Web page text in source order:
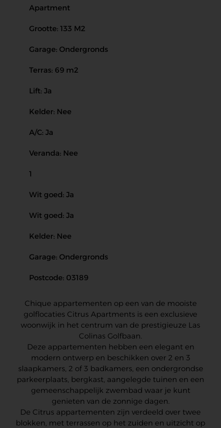
Apartment
Grootte: 133 M2
Garage: Ondergronds
Terras: 69 m2
Lift: Ja
Kelder: Nee
A/C: Ja
Veranda: Nee
1
Wit goed: Ja
Wit goed: Ja
Kelder: Nee
Garage: Ondergronds
Postcode: 03189
Chique appartementen op een van de mooiste
golflocaties Citrus Apartments is een exclusieve
woonwijk in het centrum van de prestigieuze Las
Colinas Golfbaan.
Deze appartementen hebben een elegant en
modern ontwerp en beschikken over 2 en 3
slaapkamers, 2 of 3 badkamers, een ondergrondse
parkeerplaats, bergkast, aangelegde tuinen en een
gemeenschappelijk zwembad waar je kunt
genieten van de zonnige dagen.
De Citrus appartementen zijn verdeeld over twee
blokken, met terrassen op het zuiden en uitzicht op